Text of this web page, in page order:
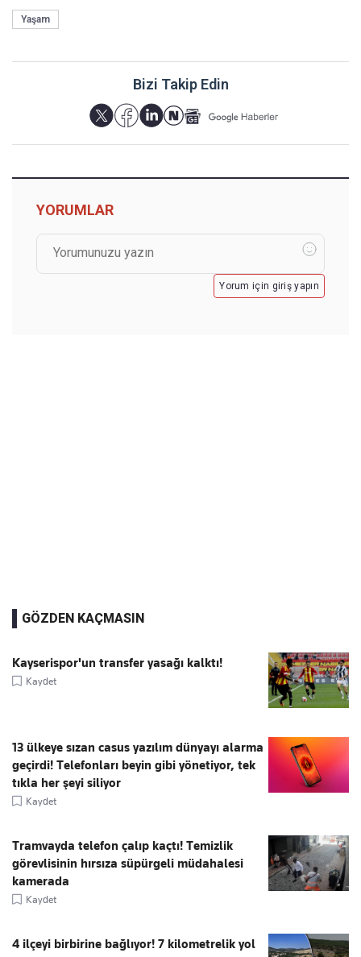
Yaşam
Bizi Takip Edin
YORUMLAR
Yorum için giriş yapın
GÖZDEN KAÇMASIN
Kayserispor'un transfer yasağı kalktı!
Kaydet
13 ülkeye sızan casus yazılım dünyayı alarma
geçirdi! Telefonları beyin gibi yönetiyor, tek
tıkla her şeyi siliyor
Kaydet
Tramvayda telefon çalıp kaçtı! Temizlik
görevlisinin hırsıza süpürgeli müdahalesi
kamerada
Kaydet
4 ilçeyi birbirine bağlıyor! 7 kilometrelik yol